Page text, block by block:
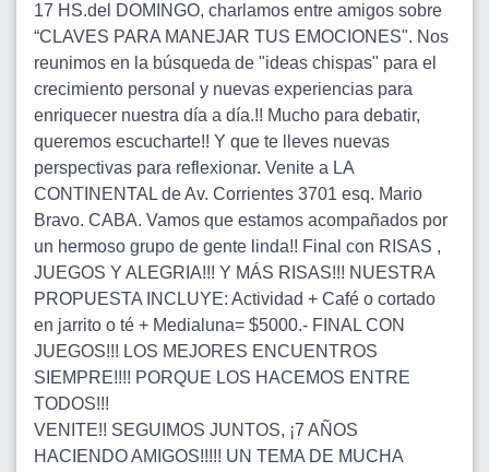
17 HS.del DOMINGO, charlamos entre amigos sobre
“CLAVES PARA MANEJAR TUS EMOCIONES". Nos
reunimos en la búsqueda de "ideas chispas" para el
crecimiento personal y nuevas experiencias para
enriquecer nuestra día a día.!! Mucho para debatir,
queremos escucharte!! Y que te lleves nuevas
perspectivas para reflexionar. Venite a LA
CONTINENTAL de Av. Corrientes 3701 esq. Mario
Bravo. CABA. Vamos que estamos acompañados por
un hermoso grupo de gente linda!! Final con RISAS ,
JUEGOS Y ALEGRIA!!! Y MÁS RISAS!!! NUESTRA
PROPUESTA INCLUYE: Actividad + Café o cortado
en jarrito o té + Medialuna= $5000.- FINAL CON
JUEGOS!!! LOS MEJORES ENCUENTROS
SIEMPRE!!!! PORQUE LOS HACEMOS ENTRE
TODOS!!!
VENITE!! SEGUIMOS JUNTOS, ¡7 AÑOS
HACIENDO AMIGOS!!!!! UN TEMA DE MUCHA